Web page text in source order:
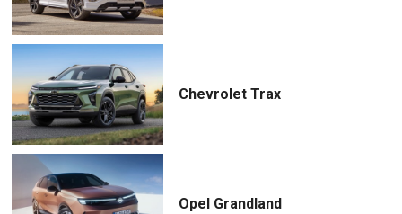
Chevrolet Trax
Opel Grandland